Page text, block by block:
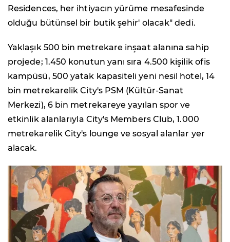
Residences, her ihtiyacın yürüme mesafesinde
olduğu bütünsel bir butik şehir' olacak" dedi.
Yaklaşık 500 bin metrekare inşaat alanına sahip
projede; 1.450 konutun yanı sıra 4.500 kişilik ofis
kampüsü, 500 yatak kapasiteli yeni nesil hotel, 14
bin metrekarelik City's PSM (Kültür-Sanat
Merkezi), 6 bin metrekareye yayılan spor ve
etkinlik alanlarıyla City's Members Club, 1.000
metrekarelik City's lounge ve sosyal alanlar yer
alacak.